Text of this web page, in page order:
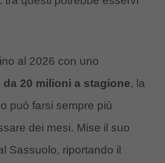
al 2026 con uno
20 milioni a stagione, la
può farsi sempre più
dei mesi. Mise il suo
Sassuolo, riportando il